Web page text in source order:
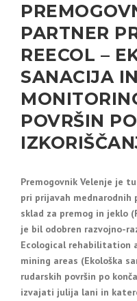
PARTNER
REECOL –
SANACIJA
POVRŠIN
Premogovnik Velenje je
pri prijavah mednarodnih
sklad za premog in jeklo
je bil odobren razvojno-
Ecological rehabilitation
mining areas (Ekološka
rudarskih površin po
izvajati julija lani in